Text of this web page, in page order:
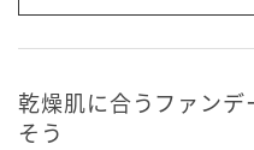
乾燥肌に合うファン
そう